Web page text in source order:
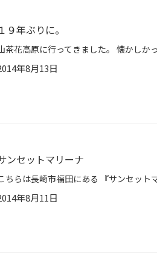
１９年ぶりに。
年8月13日
ンセットマリーナ
年8月11日